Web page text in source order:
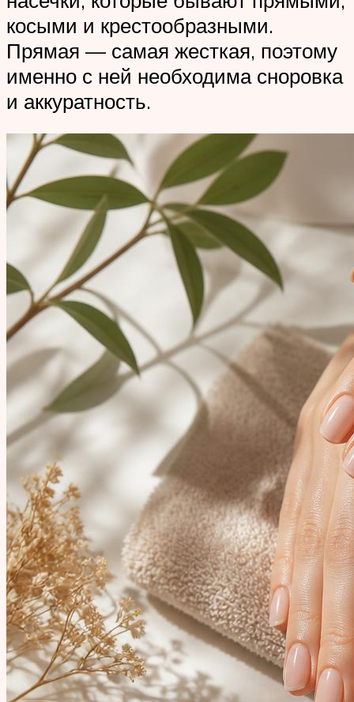
косыми и крестообразными.
Прямая — самая жесткая, поэтому
именно с ней необходима сноровка
и аккуратность.